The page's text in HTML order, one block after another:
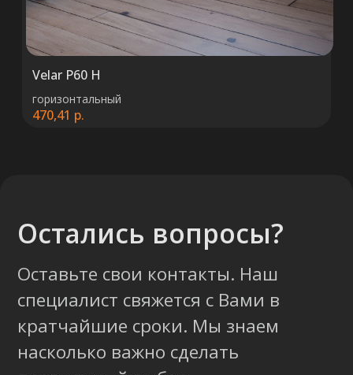
Velar P60 H
горизонтальный
470,41 р.